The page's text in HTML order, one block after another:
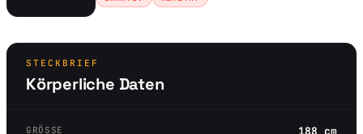
STECKBRIEF
Körperliche Daten
GRÖSSE 188 cm